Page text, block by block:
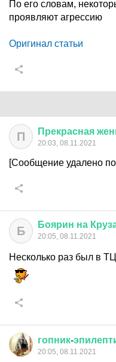
По его словам,
проявляют агрессию
Оригинал статьи
П Прекрасная
20:03, 08.11.2021
[Сообщение удалено
Б Боярин на
20:05, 08.11.2021
Несколько раз был в
гопник-
20:05, 08.11.2021